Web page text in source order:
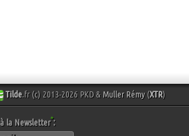
Tilde.fr (c) 2013-2026 PKD & Muller Rémy(XTR)
la Newsletter*: